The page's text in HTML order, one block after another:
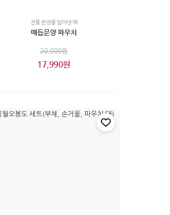
전통 문양을 담아낸 매
매듭문양 파우치
20,000원
17,990원